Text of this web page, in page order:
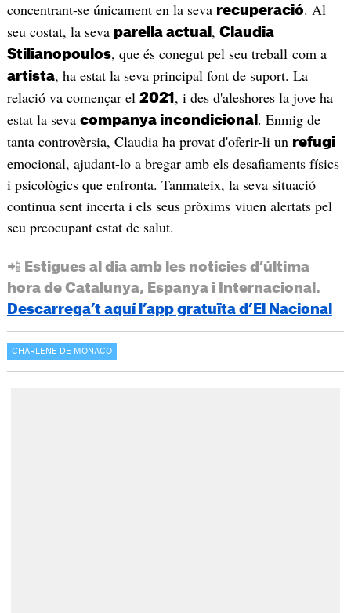
concentrant-se únicament en la seva recuperació. Al
seu costat, la seva parella actual , Claudia
Stilianopoulos, que és conegut pel seu treball com a
artista, ha estat la seva principal font de suport. La
relació va començar el 2021 , i des d'aleshores la jove ha
estat la seva companya incondicional . Enmig de
tanta controvèrsia, Claudia ha provat d'oferir-li un refugi
emocional, ajudant-lo a bregar amb els desafiaments físics
i psicològics que enfronta. Tanmateix, la seva situació
continua sent incerta i els seus pròxims viuen alertats pel
seu preocupant estat de salut.
📲 Estigues al dia amb les notícies d’última
hora de Catalunya, Espanya i Internacional.
Descarrega’t aquí l’app gratuïta d’El Nacional
CHARLENE DE MÓNACO